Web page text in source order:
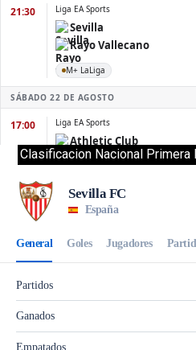
Clasificacion Nacional